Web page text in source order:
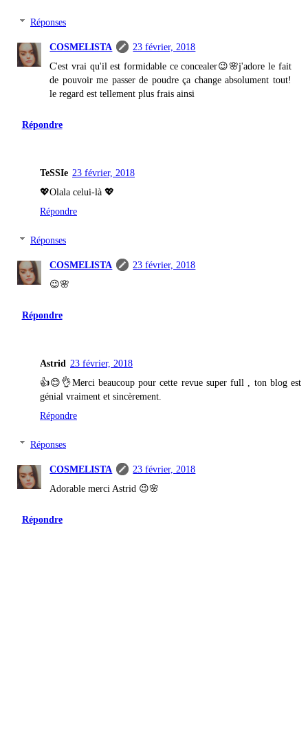
Réponses
COSMELISTA
23 février, 2018
C'est vrai qu'il est formidable ce concealer😉🌸j'adore le fait
de pouvoir me passer de poudre ça change absolument tout!
le regard est tellement plus frais ainsi
Répondre
TeSSIe 23 février, 2018
💖Olala celui-là 💖
Répondre
Réponses
COSMELISTA
23 février, 2018
😉🌸
Répondre
Astrid 23 février, 2018
👍😊👌Merci beaucoup pour cette revue super full , ton blog est
génial vraiment et sincèrement.
Répondre
Réponses
COSMELISTA
23 février, 2018
Adorable merci Astrid 😉🌸
Répondre